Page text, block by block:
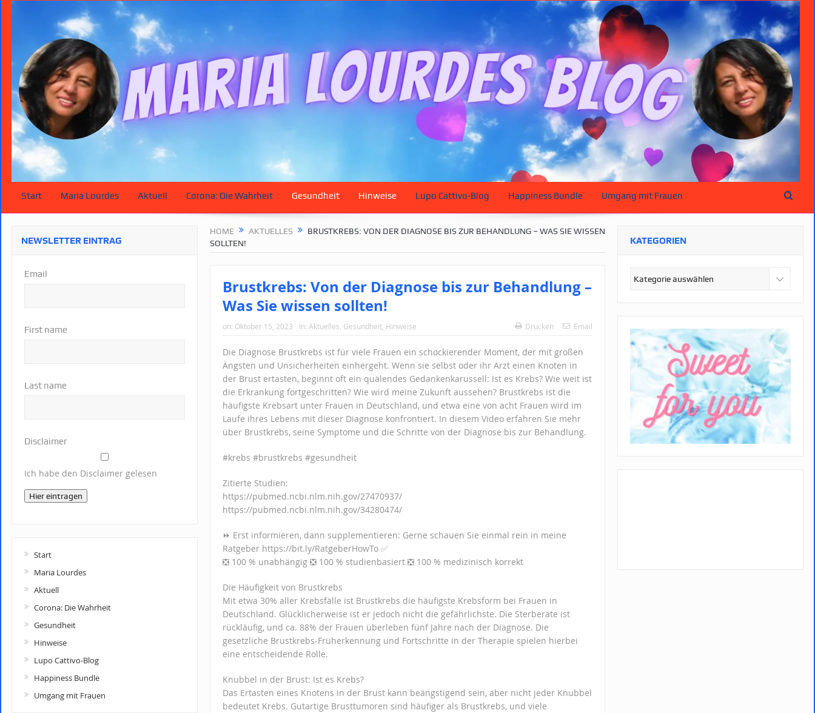
Start Maria Lourdes Aktuell Corona: Die Wahrheit Gesundheit Hinweise Lupo Cattivo-Blog Happiness Bundle Umgang mit Frauen
HOME AKTUELLES
BRUSTKREBS: VON DER DIAGNOSE BIS ZUR BEHANDLUNG – WAS SIE WISSEN
SOLLTEN!
Brustkrebs: Von der Diagnose bis zur Behandlung –
Was Sie wissen sollten!
on: Oktober 15, 2023 In: Aktuelles Gesundheit Hinweise Drucken Email
Die Diagnose Brustkrebs ist für viele Frauen ein schockierender Moment, der mit großen
Ängsten und Unsicherheiten einhergeht. Wenn sie selbst oder ihr Arzt einen Knoten in
der Brust ertasten, beginnt oft ein quälendes Gedankenkarussell: Ist es Krebs? Wie weit ist
die Erkrankung fortgeschritten? Wie wird meine Zukunft aussehen? Brustkrebs ist die
häufigste Krebsart unter Frauen in Deutschland, und etwa eine von acht Frauen wird im
Laufe ihres Lebens mit dieser Diagnose konfrontiert. In diesem Video erfahren Sie mehr
über Brustkrebs, seine Symptome und die Schritte von der Diagnose bis zur Behandlung.
#krebs #brustkrebs #gesundheit
Zitierte Studien:
https://pubmed.ncbi.nlm.nih.gov/27470937/
https://pubmed.ncbi.nlm.nih.gov/34280474/
⏩ Erst informieren, dann supplementieren: Gerne schauen Sie einmal rein in meine
Ratgeber https://bit.ly/RatgeberHowTo ✅
❎ 100 % unabhängig ❎ 100 % studienbasiert ❎ 100 % medizinisch korrekt
Die Häufigkeit von Brustkrebs
Mit etwa 30% aller Krebsfälle ist Brustkrebs die häufigste Krebsform bei Frauen in
Deutschland. Glücklicherweise ist er jedoch nicht die gefährlichste. Die Sterberate ist
rückläufig, und ca. 88% der Frauen überleben fünf Jahre nach der Diagnose. Die
gesetzliche Brustkrebs-Früherkennung und Fortschritte in der Therapie spielen hierbei
eine entscheidende Rolle.
Knubbel in der Brust: Ist es Krebs?
Das Ertasten eines Knotens in der Brust kann beängstigend sein, aber nicht jeder Knubbel
bedeutet Krebs. Gutartige Brusttumoren sind häufiger als Brustkrebs, und viele
NEWSLETTER EINTRAG
Email
First name
Last name
Disclaimer
Ich habe den Disclaimer gelesen
Hier eintragen
Start
Maria Lourdes
Aktuell
Corona: Die Wahrheit
Gesundheit
Hinweise
Lupo Cattivo-Blog
Happiness Bundle
Umgang mit Frauen
KATEGORIEN